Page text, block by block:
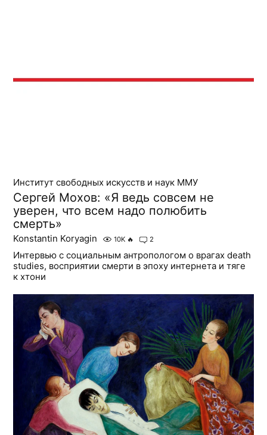
Институт свободных искусств и наук ММУ
Сергей Мохов: «Я ведь совсем не
уверен, что всем надо полюбить
смерть»
Konstantin Koryagin 10K 🔥 2
Интервью с социальным антропологом о врагах death
studies, восприятии смерти в эпоху интернета и тяге
к хтони